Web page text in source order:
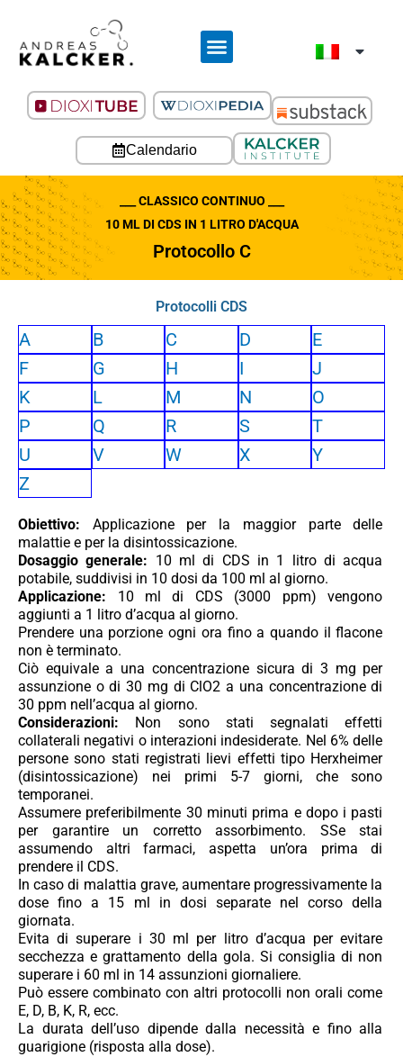
Calendario
___ CLASSICO CONTINUO ___
10 ML DI CDS IN 1 LITRO D'ACQUA
Protocollo C
Obiettivo: Applicazione per la maggior parte delle
malattie e per la disintossicazione.
Dosaggio generale: 10 ml di CDS in 1 litro di acqua
potabile, suddivisi in 10 dosi da 100 ml al giorno.
Applicazione: 10 ml di CDS (3000 ppm) vengono
aggiunti a 1 litro d’acqua al giorno.
Prendere una porzione ogni ora fino a quando il flacone
non è terminato.
Ciò equivale a una concentrazione sicura di 3 mg per
assunzione o di 30 mg di ClO2 a una concentrazione di
30 ppm nell’acqua al giorno.
Considerazioni: Non sono stati segnalati effetti
collaterali negativi o interazioni indesiderate. Nel 6% delle
persone sono stati registrati lievi effetti tipo Herxheimer
(disintossicazione) nei primi 5-7 giorni, che sono
temporanei.
Assumere preferibilmente 30 minuti prima e dopo i pasti
per garantire un corretto assorbimento. SSe stai
assumendo altri farmaci, aspetta un’ora prima di
prendere il CDS.
In caso di malattia grave, aumentare progressivamente la
dose fino a 15 ml in dosi separate nel corso della
giornata.
Evita di superare i 30 ml per litro d’acqua per evitare
secchezza e grattamento della gola. Si consiglia di non
superare i 60 ml in 14 assunzioni giornaliere.
Può essere combinato con altri protocolli non orali come
E, D, B, K, R, ecc.
La durata dell’uso dipende dalla necessità e fino alla
guarigione (risposta alla dose).
Protocolli CDS
A B C D
E
F
G H I
J
K
L M N
O
P
Q R S
T
U
V W X
Y
Z